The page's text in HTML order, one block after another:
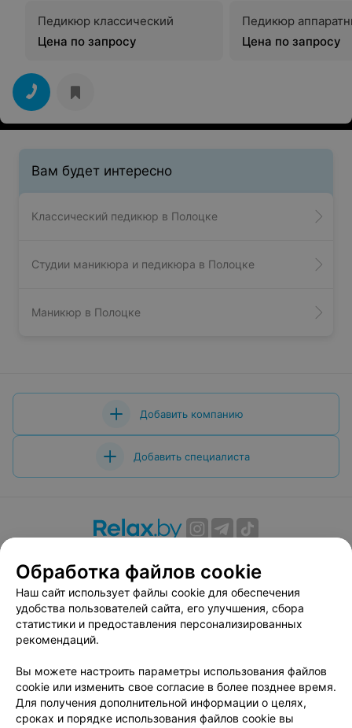
Педикюр классический
Цена по запросу
Педикюр
Цена по запросу
Вам будет интересно
Классический педикюр в Полоцке
Студии маникюра и педикюра в Полоцке
Маникюр в Полоцке
Добавить компанию
Добавить специалиста
Вакансии
Публичный договор
Способы оплаты
Публичный договор по использованию сервиса
«Афиша»
Пользовательское соглашение
Связаться по вопросам сотрудничества
Написать руководителю relax.by
Персональные настройки cookie
Обработка файлов cookie
Наш сайт использует файлы cookie для обеспечения
удобства пользователей сайта, его улучшения, сбора
статистики и предоставления персонализированных
рекомендаций.
Вы можете настроить параметры использования файлов
cookie или изменить свое согласие в более позднее время.
Для получения дополнительной информации о целях,
сроках и порядке использования файлов cookie вы